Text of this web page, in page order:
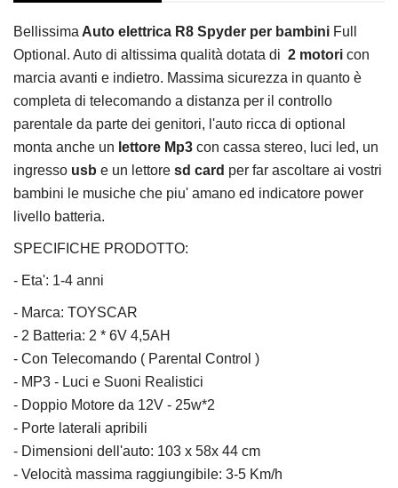
Bellissima Auto elettrica R8 Spyder per bambini Full
Optional. Auto di altissima qualità dotata di 2 motori con
marcia avanti e indietro. Massima sicurezza in quanto è
completa di telecomando a distanza per il controllo
parentale da parte dei genitori, l'auto ricca di optional
monta anche un lettore Mp3 con cassa stereo, luci led, un
ingresso usb e un lettore sd card per far ascoltare ai vostri
bambini le musiche che piu' amano ed indicatore power
livello batteria.
SPECIFICHE PRODOTTO:
- Eta': 1-4 anni
- Marca: TOYSCAR
- 2 Batteria: 2 * 6V 4,5AH
- Con Telecomando ( Parental Control )
- MP3 - Luci e Suoni Realistici
- Doppio Motore da 12V - 25w*2
- Porte laterali apribili
- Dimensioni dell'auto: 103 x 58x 44 cm
- Velocità massima raggiungibile: 3-5 Km/h